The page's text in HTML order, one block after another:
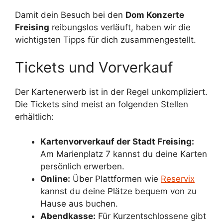
Damit dein Besuch bei den Dom Konzerte
Freising reibungslos verläuft, haben wir die
wichtigsten Tipps für dich zusammengestellt.
Tickets und Vorverkauf
Der Kartenerwerb ist in der Regel unkompliziert.
Die Tickets sind meist an folgenden Stellen
erhältlich:
Kartenvorverkauf der Stadt Freising:
Am Marienplatz 7 kannst du deine Karten
persönlich erwerben.
Online: Über Plattformen wie Reservix
kannst du deine Plätze bequem von zu
Hause aus buchen.
Abendkasse: Für Kurzentschlossene gibt